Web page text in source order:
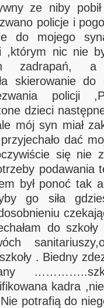
ze niby
policje i
do mojego
,którym nic nie
zadrapań, a
skierowanie
policji
dzieci
mój syn miał
dać
się nie
podawania
był ponoć tak
go siła
do
. Biedny
kadra
potrafią do